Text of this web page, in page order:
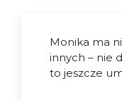
Monika ma
innych – nie
to jeszcze